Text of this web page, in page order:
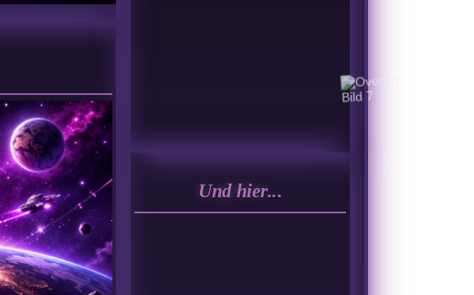
Und hier...